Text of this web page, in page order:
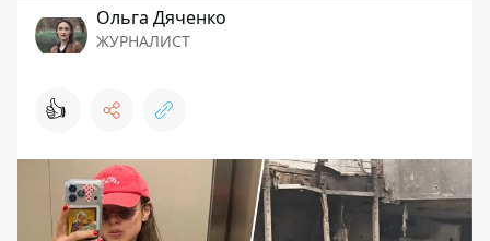
Ольга Дяченко
ЖУРНАЛИСТ
👍